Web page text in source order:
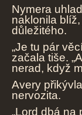
Nymera
naklonila
důležitého.
„Je tu pár
začala tiše.
nerad, když
Avery
nervozita.
„Lord dbá